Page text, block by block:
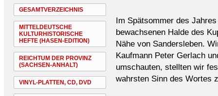
GESAMTVERZEICHNIS
MITTELDEUTSCHE
KULTURHISTORISCHE
HEFTE (HASEN-EDITION)
REICHTUM DER PROVINZ
(SACHSEN-ANHALT)
VINYL-PLATTEN, CD, DVD
Im Spätsommer des
bewachsenen Halde des
Nähe von Sandersleben.
Kaufmann Peter Gerlach
umschauten, stellten wir
wahrsten Sinn des Wortes